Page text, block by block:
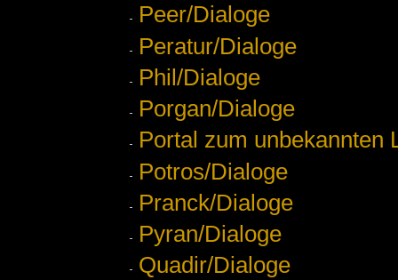
Peer/Dialoge
Peratur/Dialoge
Phil/Dialoge
Porgan/Dialoge
Portal zum unbekannten
Potros/Dialoge
Pranck/Dialoge
Pyran/Dialoge
Quadir/Dialoge